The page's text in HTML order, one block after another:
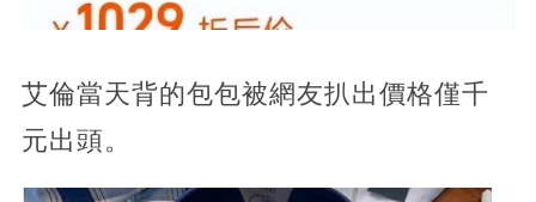
艾倫當天背的包包被網友扒出價格僅千
元出頭。